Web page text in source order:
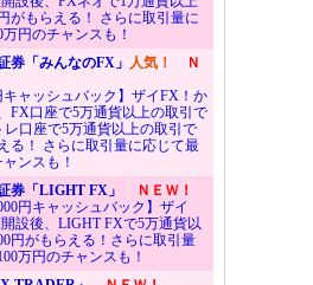
がもらえる！ さらに取引量に
円のチャンスも！
券「みんなのFX」 人気！
Ｎ
キャッシュバック】ザイFX！か
FX口座で5万通貨以上の取引で
レ口座で5万通貨以上の取引で
る！ さらに取引量に応じて最
ンスも！
券「LIGHT FX」
ＮＥＷ！
円キャッシュバック】ザイ
設後、LIGHT FXで5万通貨以
円がもらえる！さらに取引量
万円のチャンスも！